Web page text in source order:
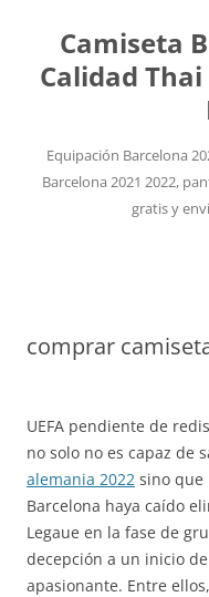
Camiseta
Calidad
Equipación Barcelona
Barcelona 2021 2022,
gratis y
comprar
UEFA pendiente de
no solo no es capaz de
alemania 2022 sino que
Barcelona haya caído
Legaue en la fase de
decepción a un inicio
apasionante. Entre